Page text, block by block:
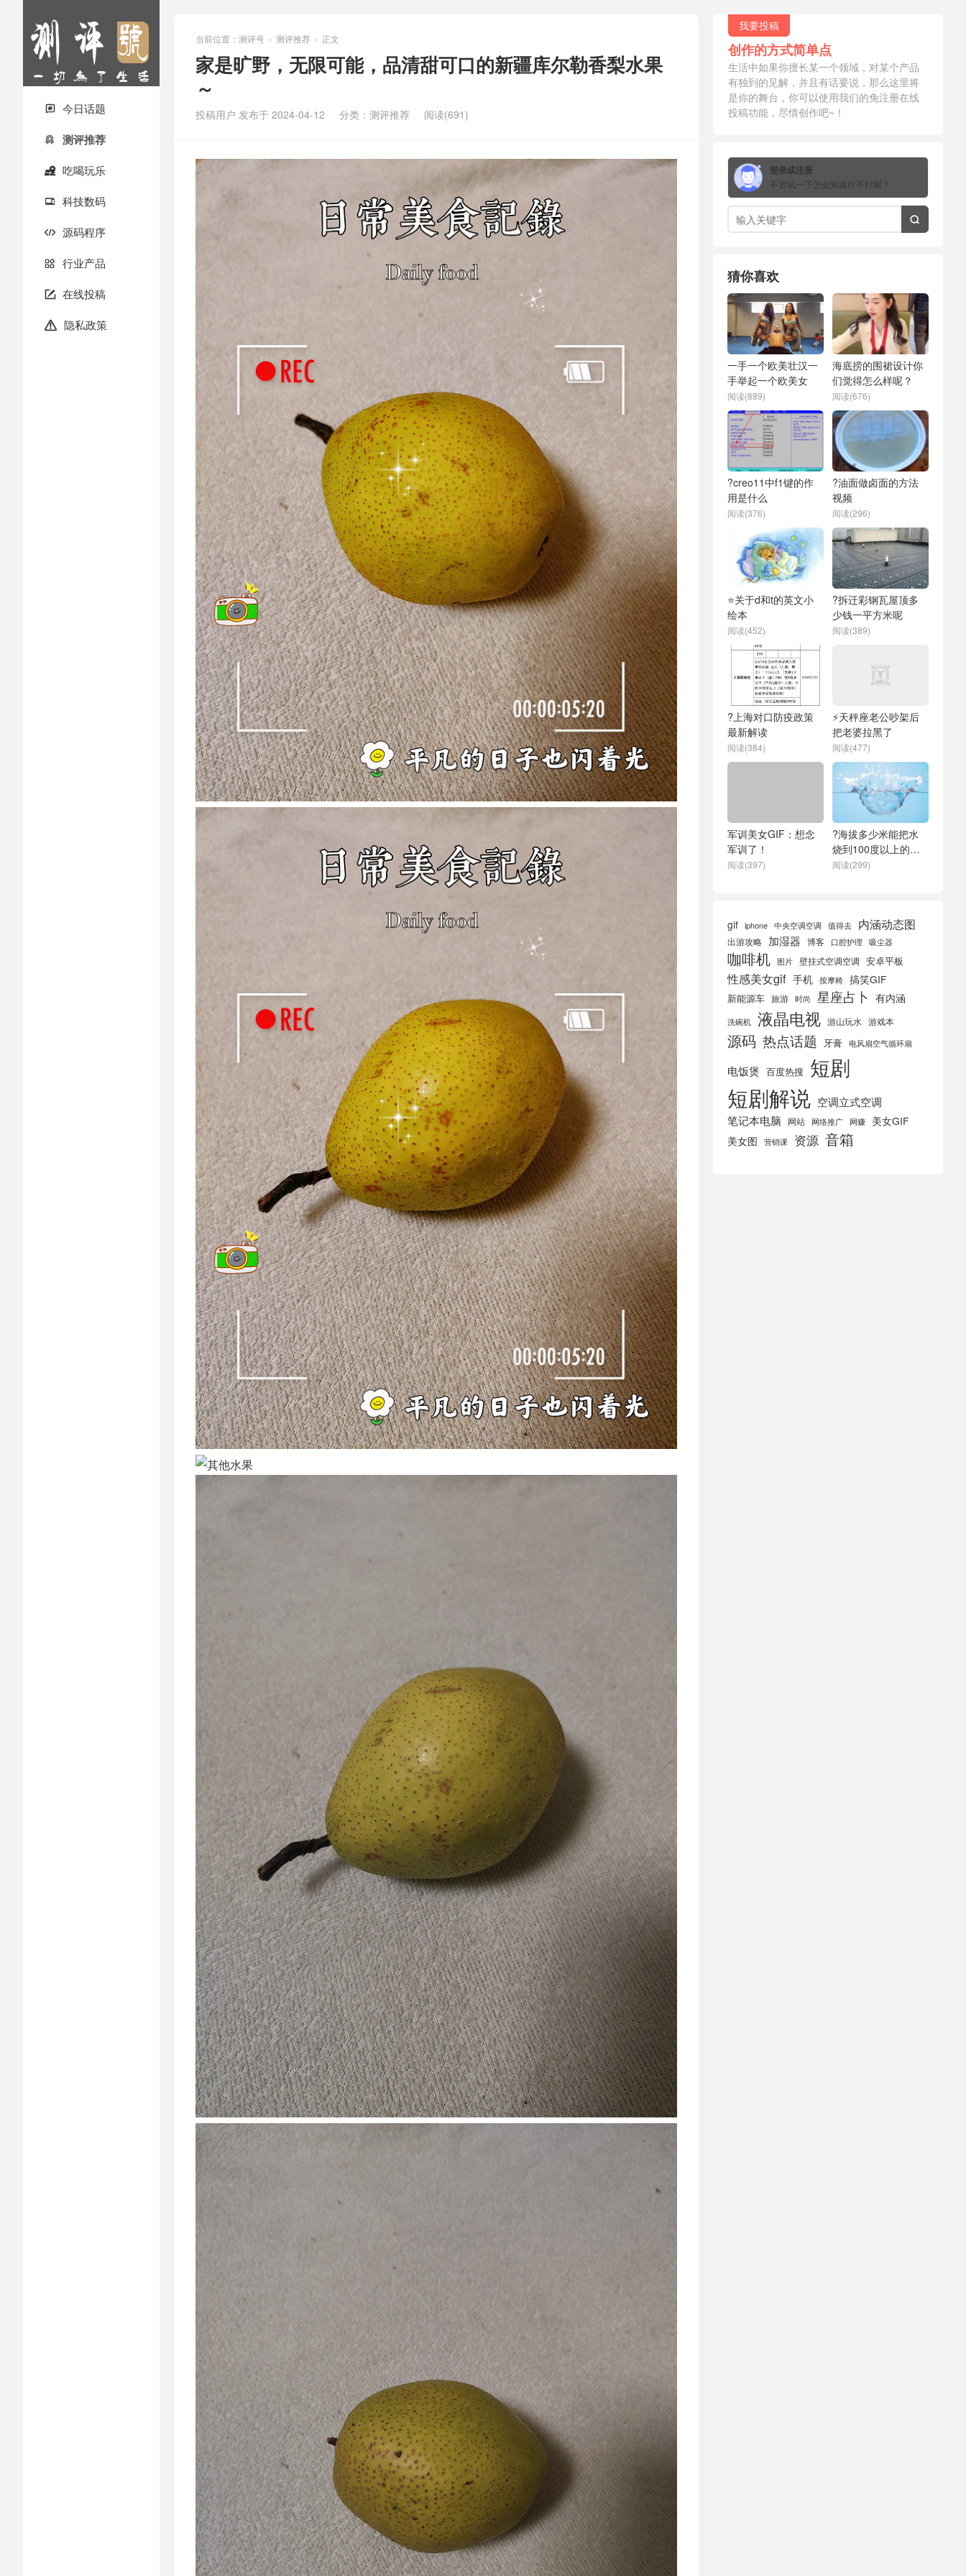
 今日话题
 测评推荐
 吃喝玩乐
 科技数码
 源码程序
 行业产品
 在线投稿
 隐私政策
当前位置： 测评号 > 测评推荐 > 正文
家是旷野，无限可能，品清甜可口的新疆库尔勒香梨水果
～
投稿用户 发布于 2024-04-12 分类： 测评推荐 阅读(691)
我要投稿
创作的方式简单点
生活中如果你擅长某一个领域，对某个产品
有独到的见解，并且有话要说，那么这里将
是你的舞台，你可以使用我们的免注册在线
投稿功能，尽情创作吧~！
登录或注册
不尝试一下怎会知道行不行呢？

猜你喜欢
一手一个欧美壮汉一
手举起一个欧美女
阅读(889)
海底捞的围裙设计你
们觉得怎么样呢？
阅读(676)
?creo11中f1键的作
用是什么
阅读(376)
?油面做卤面的方法
视频
阅读(296)
⭐关于d和t的英文小
绘本
阅读(452)
?拆迁彩钢瓦屋顶多
少钱一平方米呢
阅读(389)
?上海对口防疫政策
最新解读
阅读(384)
⚡天秤座老公吵架后
把老婆拉黑了
阅读(477)
军训美女GIF：想念
军训了！
阅读(397)
?海拔多少米能把水
烧到100度以上的水
面
阅读(299)
gif iphone 中央空调空调 值得去 内涵动态图
出游攻略 加湿器 博客 口腔护理 吸尘器
咖啡机 图片 壁挂式空调空调 安卓平板
性感美女gif 手机 按摩椅 搞笑GIF
新能源车 旅游 时尚 星座占卜 有内涵
洗碗机 液晶电视 游山玩水 游戏本
源码 热点话题 牙膏 电风扇空气循环扇
电饭煲 百度热搜 短剧
短剧解说 空调立式空调
笔记本电脑 网站 网络推广 网赚
美女GIF
美女图
营销课 资源 音箱